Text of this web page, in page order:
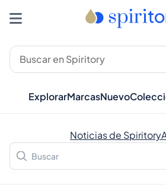
ExplorarMarcasNuevo
Noticias de Spiritory